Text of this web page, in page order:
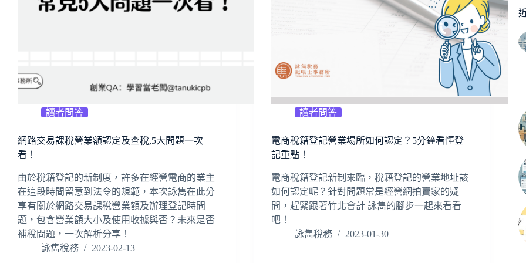
讀者問答
網路交易課稅營業額認定及查稅,5大問題一次
看！
由於稅籍登記的新制度，許多在經營電商的業主
在這段時間留意到法令的規範，本次詠雋在此分
享有關於網路交易課稅營業額及辦理登記時問
題，包含營業額大小及使用收據與否？未來是否
補稅問題，一次解析分享！
詠雋稅務
2023-02-13
讀者問答
電商稅籍登記營業場所如何認定？5分鐘看懂登
記重點！
電商稅籍登記新制來臨，稅籍登記的營業地址該
如何認定呢？針對問題常是經營網拍賣家的疑
問，趕緊跟著竹北會計 詠雋的腳步一起來看看
吧！
詠雋稅務
2023-01-30